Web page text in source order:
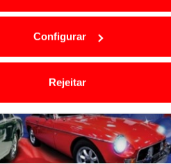
a informações durante a
a sua experiência digital,
de navegação no nosso
informação, relativa à sua
com parceiros e organizações
Configurar
Rejeitar